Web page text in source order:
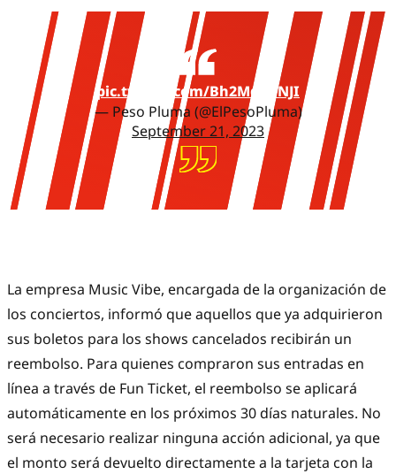
pic.twitter.com/Bh2MdbuNJI
— Peso Pluma (@ElPesoPluma)
September 21, 2023
La empresa Music Vibe, encargada de la organización de
los conciertos, informó que aquellos que ya adquirieron
sus boletos para los shows cancelados recibirán un
reembolso. Para quienes compraron sus entradas en
línea a través de Fun Ticket, el reembolso se aplicará
automáticamente en los próximos 30 días naturales. No
será necesario realizar ninguna acción adicional, ya que
el monto será devuelto directamente a la tarjeta con la